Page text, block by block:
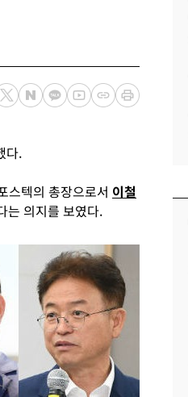
다.
스텍의 총장으로서 이철
는 의지를 보였다.